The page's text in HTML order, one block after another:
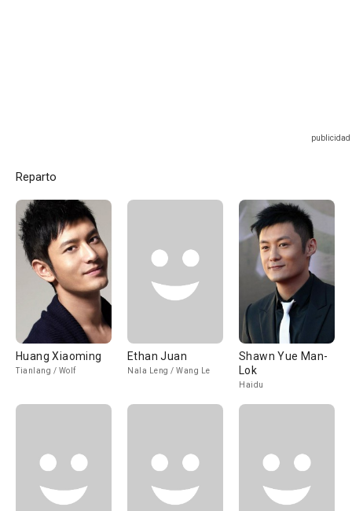
Reparto
Huang Xiaoming
Tianlang / Wolf
Ethan Juan
Nala Leng / Wang Le
Shawn Yue Man-
Lok
Haidu